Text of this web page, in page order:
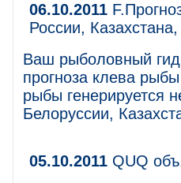
06.10.2011
России,
Ваш рыболовный
прогноза клева
рыбы генерируется
Белоруссии,
05.10.2011 QUQ